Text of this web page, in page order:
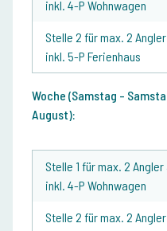
inkl. 4-P Wohnwagen
Stelle 2 für max. 2
inkl. 5-P Ferienhaus
Woche (Samstag -
August):
Stelle 1 für max. 2
inkl. 4-P Wohnwagen
Stelle 2 für max. 2